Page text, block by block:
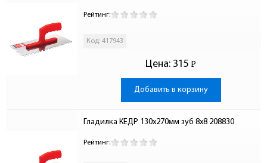
Рейтинг:
Код: 417943
Цена: 315 Р
-
Добавить в корзину
Гладилка КЕДР 130х270мм зуб 8х8 208830
Рейтинг: